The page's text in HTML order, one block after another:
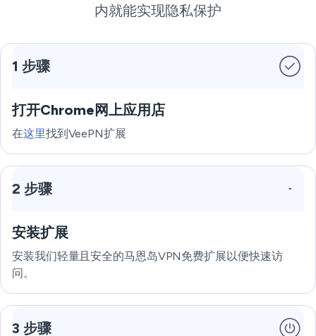
内就能实现隐私保护
1 步骤
打开Chrome网上应用店
在这里找到VeePN扩展
2 步骤
安装扩展
安装我们轻量且安全的马恩岛VPN免费扩展以便快速访
问。
3 步骤